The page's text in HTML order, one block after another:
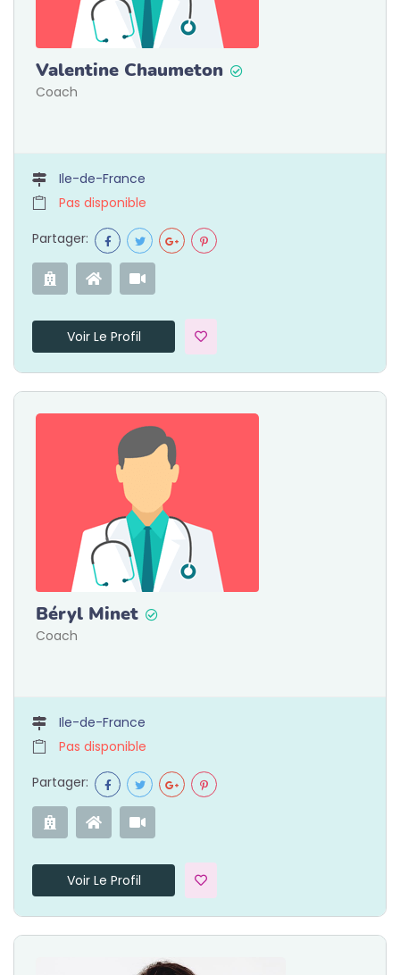
Valentine Chaumeton
Coach
Ile-de-France
Pas disponible
Partager:
Voir Le Profil
Béryl Minet
Coach
Ile-de-France
Pas disponible
Partager:
Voir Le Profil